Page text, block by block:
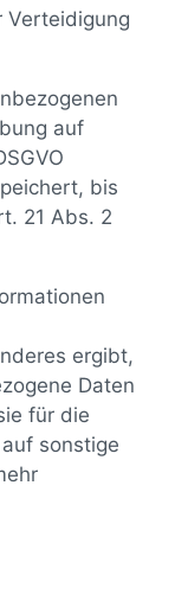
Verteidigung
auf
bis
21 Abs. 2
ergibt,
Daten
für die
sonstige